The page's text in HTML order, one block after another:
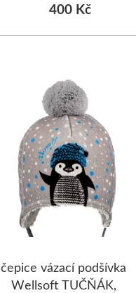
400 Kč
čepice vázací podšívka
Wellsoft TUČŇÁK,